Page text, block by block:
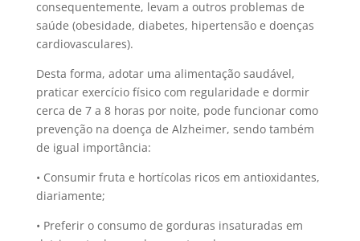
consequentemente, levam a outros problemas de
saúde (obesidade, diabetes, hipertensão e doenças
cardiovasculares).
Desta forma, adotar uma alimentação saudável,
praticar exercício físico com regularidade e dormir
cerca de 7 a 8 horas por noite, pode funcionar como
prevenção na doença de Alzheimer, sendo também
de igual importância:
• Consumir fruta e hortícolas ricos em antioxidantes,
diariamente;
• Preferir o consumo de gorduras insaturadas em